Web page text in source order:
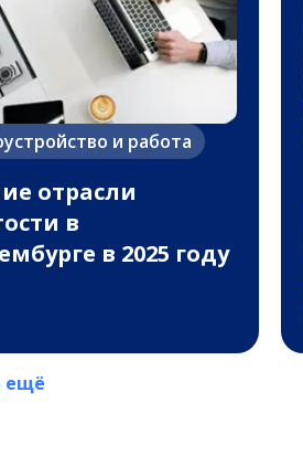
и работа
отрасли
в
в 2025 году
ещё